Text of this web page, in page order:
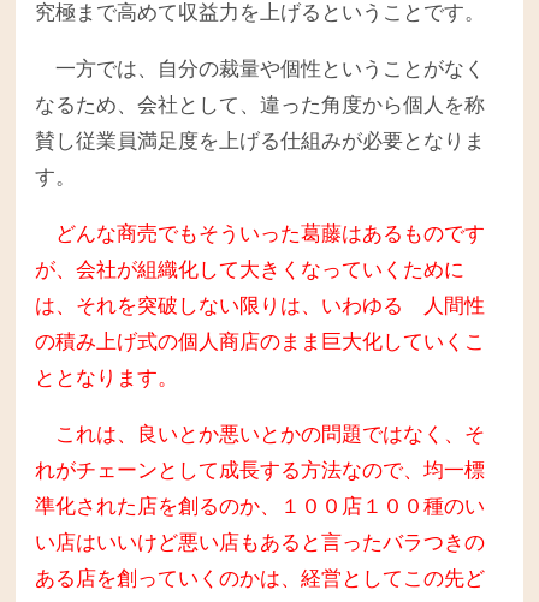
究極まで高めて収益力を上げるということです。
一方では、自分の裁量や個性ということがなく
なるため、会社として、違った角度から個人を称
賛し従業員満足度を上げる仕組みが必要となりま
す。
どんな商売でもそういった葛藤はあるものです
が、会社が組織化して大きくなっていくために
は、それを突破しない限りは、いわゆる 人間性
の積み上げ式の個人商店のまま巨大化していくこ
ととなります。
これは、良いとか悪いとかの問題ではなく、そ
れがチェーンとして成長する方法なので、均一標
準化された店を創るのか、１００店１００種のい
い店はいいけど悪い店もあると言ったバラつきの
ある店を創っていくのかは、経営としてこの先ど